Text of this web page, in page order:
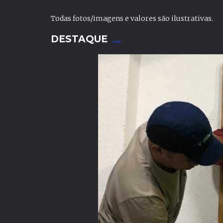
Todas fotos/imagens e valores são ilustrativas.
DESTAQUE